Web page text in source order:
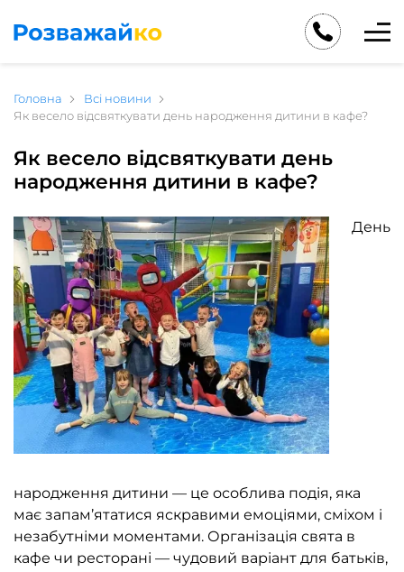
Головна
Всі новини
Як весело відсвяткувати день народження дитини в кафе?
Як весело відсвяткувати день
народження дитини в кафе?
День
народження дитини — це особлива подія, яка
має запам’ятатися яскравими емоціями, сміхом і
незабутніми моментами. Організація свята в
кафе чи ресторані — чудовий варіант для батьків,